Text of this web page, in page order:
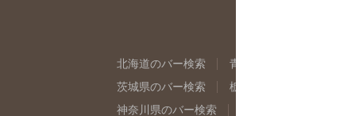
北海道のバー検索 青森県のバー検索
茨城県のバー検索
栃木県のバー検索
神奈川県のバー検索